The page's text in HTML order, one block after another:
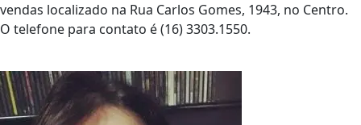
vendas localizado na Rua Carlos Gomes, 1943, no Centro.
O telefone para contato é (16) 3303.1550.